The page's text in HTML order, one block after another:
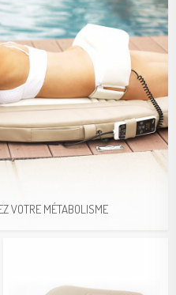
VOTRE MÉTABOLISME